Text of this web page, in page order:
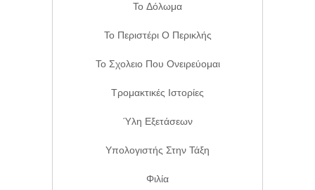
Το Δόλωμα
Το Περιστέρι Ο Περικλής
Το Σχολειο Που Ονειρεύομαι
Τρομακτικές Ιστορίες
Ύλη Εξετάσεων
Υπολογιστής Στην Τάξη
Φιλία